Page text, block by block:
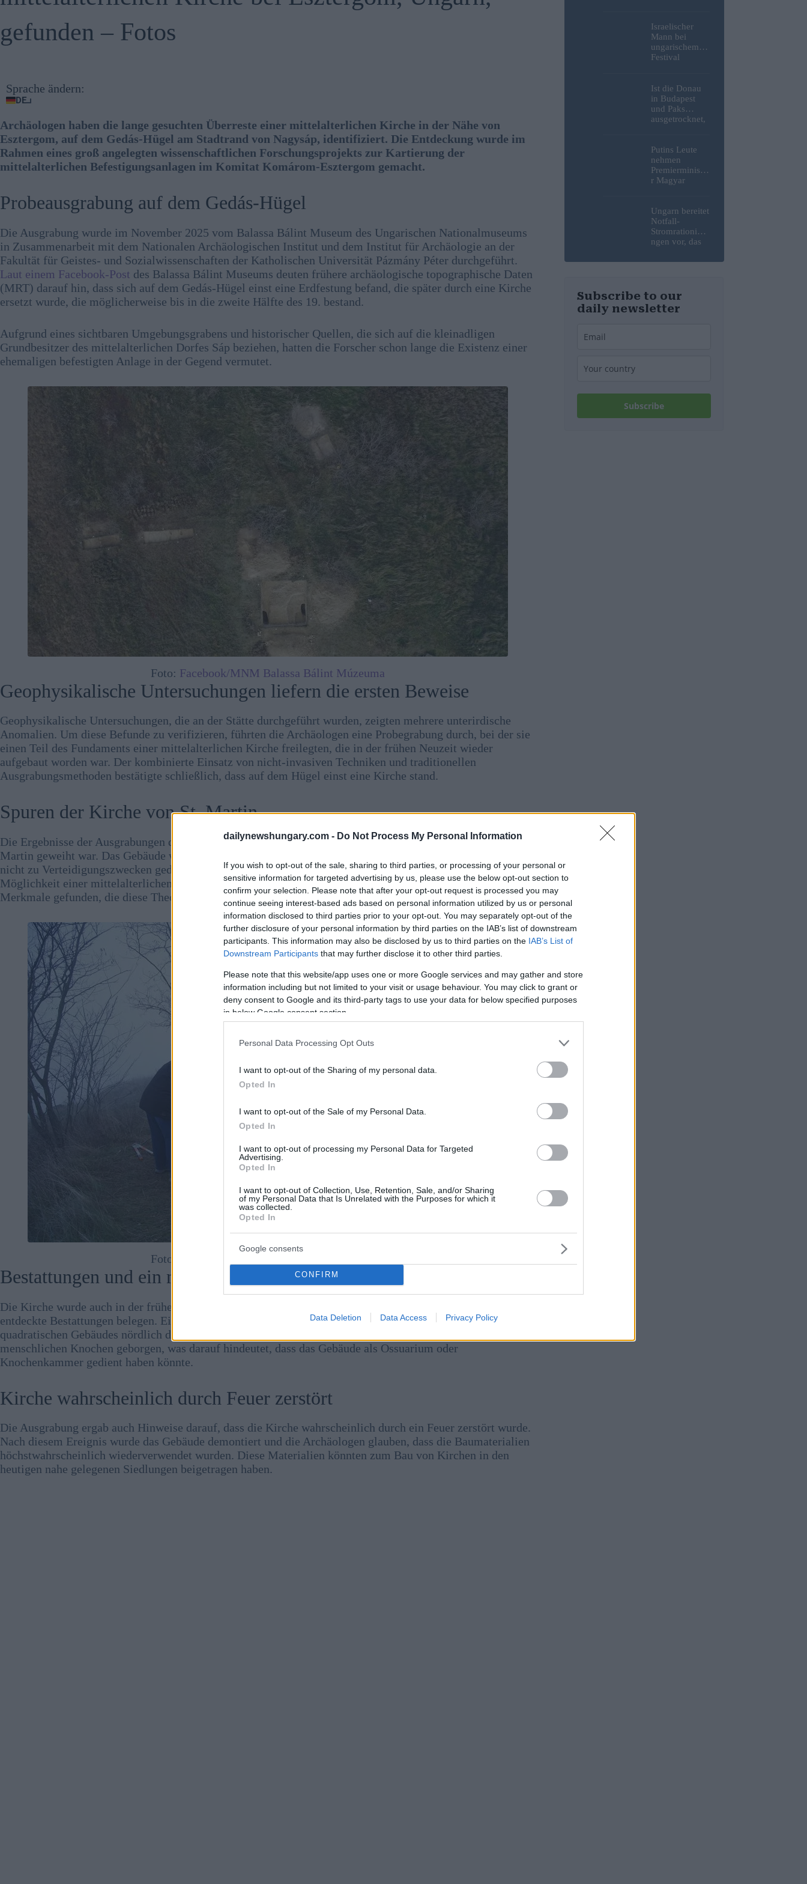
dailynewshungary.com - Do Not Process My Personal Information
If you wish to opt-out of the sale, sharing to third parties, or processing of your personal or
sensitive information for targeted advertising by us, please use the below opt-out section to
confirm your selection. Please note that after your opt-out request is processed you may
continue seeing interest-based ads based on personal information utilized by us or personal
information disclosed to third parties prior to your opt-out. You may separately opt-out of the
further disclosure of your personal information by third parties on the IAB’s list of downstream
participants. This information may also be disclosed by us to third parties on the IAB’s List of
Downstream Participants that may further disclose it to other third parties.
Please note that this website/app uses one or more Google services and may gather and store
information including but not limited to your visit or usage behaviour. You may click to grant or
deny consent to Google and its third-party tags to use your data for below specified purposes
in below Google consent section.
Personal Data Processing Opt Outs
I want to opt-out of the Sharing of my personal data.
Opted In
I want to opt-out of the Sale of my Personal Data.
Opted In
I want to opt-out of processing my Personal Data for Targeted
Advertising.
Opted In
I want to opt-out of Collection, Use, Retention, Sale, and/or Sharing
of my Personal Data that Is Unrelated with the Purposes for which it
was collected.
Opted In
Google consents
CONFIRM
Data Deletion Data Access Privacy Policy
gefunden – Fotos
Sprache ändern:
DE
Archäologen haben die lange gesuchten Überreste einer mittelalterlichen Kirche in der Nähe von
Esztergom, auf dem Gedás-Hügel am Stadtrand von Nagysáp, identifiziert. Die Entdeckung wurde im
Rahmen eines groß angelegten wissenschaftlichen Forschungsprojekts zur Kartierung der
mittelalterlichen Befestigungsanlagen im Komitat Komárom-Esztergom gemacht.
Probeausgrabung auf dem Gedás-Hügel
Die Ausgrabung wurde im November 2025 vom Balassa Bálint Museum des Ungarischen Nationalmuseums
in Zusammenarbeit mit dem Nationalen Archäologischen Institut und dem Institut für Archäologie an der
Fakultät für Geistes- und Sozialwissenschaften der Katholischen Universität Pázmány Péter durchgeführt.
Laut einem Facebook-Post des Balassa Bálint Museums deuten frühere archäologische topographische Daten
(MRT) darauf hin, dass sich auf dem Gedás-Hügel einst eine Erdfestung befand, die später durch eine Kirche
ersetzt wurde, die möglicherweise bis in die zweite Hälfte des 19. bestand.
Aufgrund eines sichtbaren Umgebungsgrabens und historischer Quellen, die sich auf die kleinadligen
Grundbesitzer des mittelalterlichen Dorfes Sáp beziehen, hatten die Forscher schon lange die Existenz einer
ehemaligen befestigten Anlage in der Gegend vermutet.
Foto: Facebook/MNM Balassa Bálint Múzeuma
Geophysikalische Untersuchungen liefern die ersten Beweise
Geophysikalische Untersuchungen, die an der Stätte durchgeführt wurden, zeigten mehrere unterirdische
Anomalien. Um diese Befunde zu verifizieren, führten die Archäologen eine Probegrabung durch, bei der sie
einen Teil des Fundaments einer mittelalterlichen Kirche freilegten, die in der frühen Neuzeit wieder
aufgebaut worden war. Der kombinierte Einsatz von nicht-invasiven Techniken und traditionellen
Ausgrabungsmethoden bestätigte schließlich, dass auf dem Hügel einst eine Kirche stand.
Spuren der Kirche von St. Martin
Die Ergebnisse der Ausgrabungen deuten darauf hin, dass die Kirche auf dem Gedás-Hügel dem Heiligen
Martin geweiht war. Das Gebäude war von einem schmalen Graben umgeben, der aufgrund seiner Größe
nicht zu Verteidigungszwecken gedient haben kann. Obwohl sich die Untersuchungen zunächst auf die
Möglichkeit einer mittelalterlichen Burg konzentrierten, wurden keine Artefakte oder archäologischen
Merkmale gefunden, die diese Theorie stützen.
Foto:
Bestattungen und ein mögliches Gebeinhaus
Die Kirche wurde auch in der frühen Neuzeit weiter genutzt, wie spätere Umbauten und in der Nähe
entdeckte Bestattungen belegen. Ein besonders bemerkenswerter Fund war das Fundament eines
quadratischen Gebäudes nördlich der Kirche. Aus seiner Füllung wurde eine große Menge an fragmentierten
menschlichen Knochen geborgen, was darauf hindeutet, dass das Gebäude als Ossuarium oder
Knochenkammer gedient haben könnte.
Kirche wahrscheinlich durch Feuer zerstört
Die Ausgrabung ergab auch Hinweise darauf, dass die Kirche wahrscheinlich durch ein Feuer zerstört wurde.
Nach diesem Ereignis wurde das Gebäude demontiert und die Archäologen glauben, dass die Baumaterialien
höchstwahrscheinlich wiederverwendet wurden. Diese Materialien könnten zum Bau von Kirchen in den
heutigen nahe gelegenen Siedlungen beigetragen haben.
Überreste und
Sprengstoff aus
der Donau in
Budapest
Israelischer
Mann bei
ungarischem
Festival
Ist die Donau
in Budapest
und Paks
ausgetrocknet,
umgeleitet
haben?
Putins Leute
nehmen
Premierministe
r Magyar
verspotten
diesmal die
Energiekrise
und das Paks-
Ungarn bereitet
Notfall-
Stromrationieru
ngen vor, das
Paks könnte an
stillgelegt
werden
Subscribe to our
daily newsletter
Subscribe